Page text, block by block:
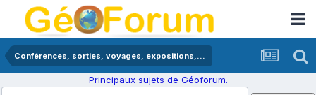
Conférences, sorties, voyages, expositions,...
Principaux sujets de Géoforum.